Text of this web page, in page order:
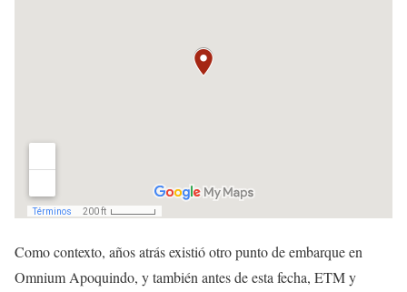
Como contexto, años atrás existió otro punto de embarque en
Omnium Apoquindo, y también antes de esta fecha, ETM y